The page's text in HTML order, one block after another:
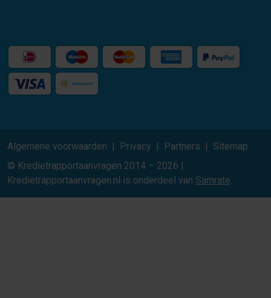
Algemene voorwaarden Privacy Partners
Sitemap
© Kredietrapportaanvragen 2014 – 2026 |
Kredietrapportaanvragen.nl is onderdeel van Samrate.